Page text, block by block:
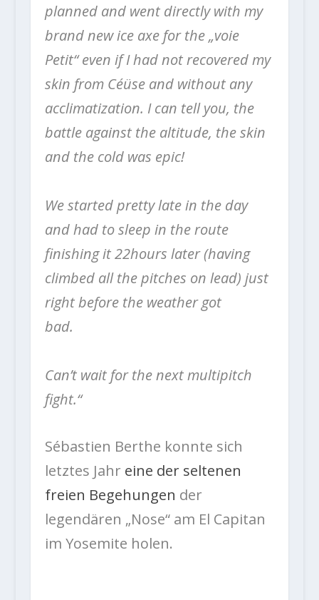
planned and went directly with my
brand new ice axe for the „voie
Petit“ even if I had not recovered my
skin from Céüse and without any
acclimatization. I can tell you, the
battle against the altitude, the skin
and the cold was epic!
We started pretty late in the day
and had to sleep in the route
finishing it 22hours later (having
climbed all the pitches on lead) just
right before the weather got
bad.⠀⠀⠀⠀⠀⠀⠀⠀⠀
Can’t wait for the next multipitch
fight.“
Sébastien Berthe konnte sich
letztes Jahr eine der seltenen
freien Begehungen der
legendären „Nose“ am El Capitan
im Yosemite holen.